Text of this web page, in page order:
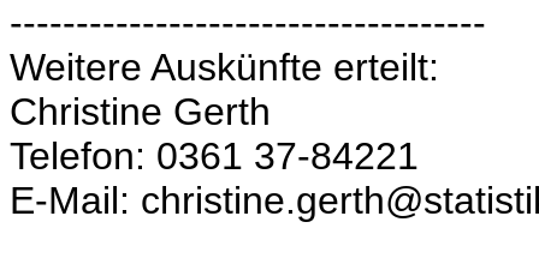
------------------------------------
Weitere Auskünfte erteilt:
Christine Gerth
Telefon: 0361 37-84221
E-Mail: